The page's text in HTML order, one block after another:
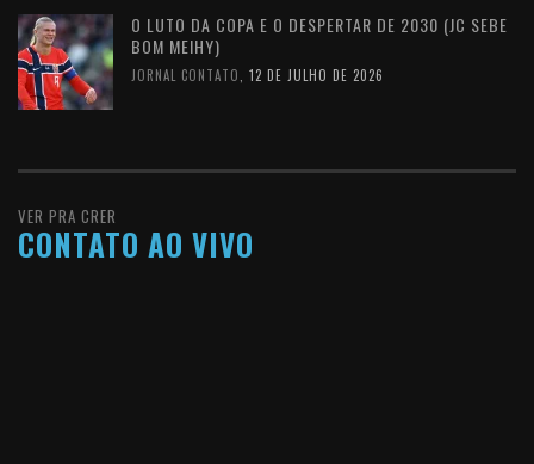
O LUTO DA COPA E O DESPERTAR DE 2030 (JC SEBE
BOM MEIHY)
JORNAL CONTATO 12 DE JULHO DE 2026
VER PRA CRER
CONTATO AO VIVO